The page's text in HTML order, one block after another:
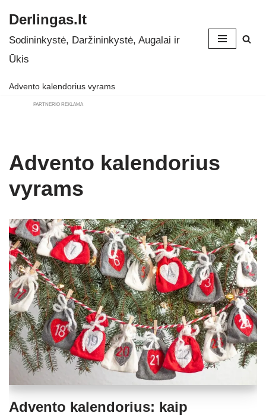
Skip
to
Derlingas.lt
Sodininkystė, Daržininkystė, Augalai ir
Ūkis
Advento kalendorius vyrams
PARTNERIO REKLAMA
Advento kalendorius
vyrams
Advento kalendorius: kaip